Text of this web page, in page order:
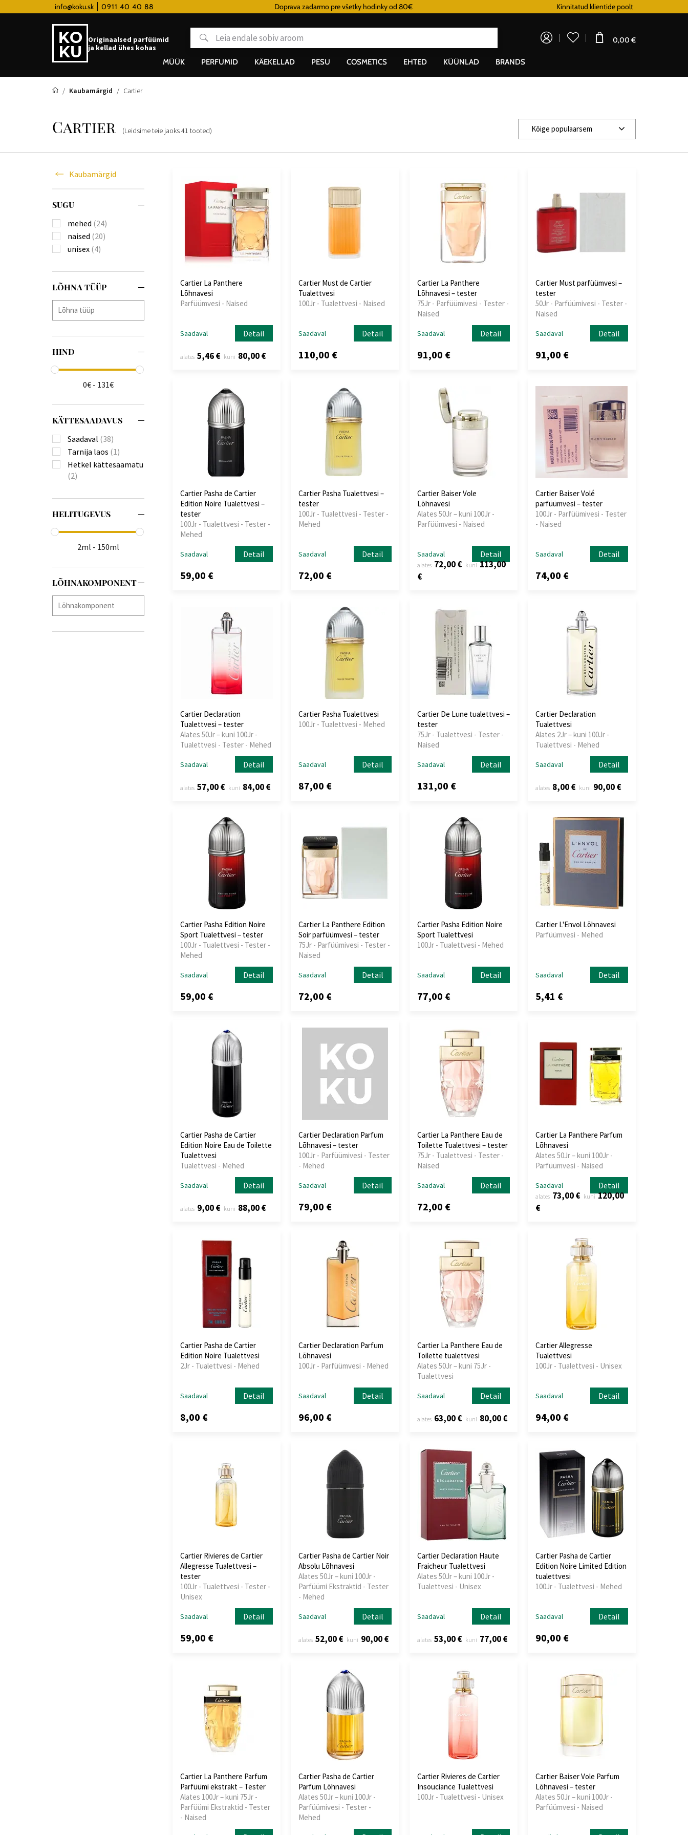
info@koku.sk 0911 40 40 88Lojaalsusprogramm Doprava zadarmo pre všetky hodinky od 80€ Kinnitatud klientide poolt
Originaalsed parfüümid
ja kellad ühes kohas
0,00 €
MÜÜK PERFUMID KÄEKELLAD PESU COSMETICS EHTED KÜÜNLAD BRANDS
Kaubamärgid Cartier
Cartier (Leidsime teie jaoks41 tooted) Kõige populaarsem
Kaubamärgid
SUGU
mehed (24)
naised (20)
unisex (4)
LÕHNA TÜÜP
HIND
0€ - 131€
KÄTTESAADAVUS
Saadaval (38)
Tarnija laos (1)
Hetkel kättesaamatu
(2)
HELITUGEVUS
2ml - 150ml
LÕHNAKOMPONENT
Cartier La Panthere
Lõhnavesi
Parfüümvesi - Naised
Saadaval Detail
alates 5,46 € kuni 80,00 €
Cartier Must de Cartier
Tualettvesi
100Jr - Tualettvesi - Naised
Saadaval Detail
110,00 €
Cartier La Panthere
Lõhnavesi – tester
75Jr - Parfüümivesi - Tester -
Naised
Saadaval Detail
91,00 €
Cartier Must parfüümvesi –
tester
50Jr - Parfüümivesi - Tester -
Naised
Saadaval Detail
91,00 €
Cartier Pasha de Cartier
Edition Noire Tualettvesi –
tester
100Jr - Tualettvesi - Tester -
Mehed
Saadaval Detail
59,00 €
Cartier Pasha Tualettvesi –
tester
100Jr - Tualettvesi - Tester -
Mehed
Saadaval Detail
72,00 €
Cartier Baiser Vole
Lõhnavesi
Alates 50Jr – kuni 100Jr -
Parfüümvesi - Naised
Saadaval Detail
alates 72,00 € kuni113,00
€
Cartier Baiser Volé
parfüümvesi – tester
100Jr - Parfüümivesi - Tester
- Naised
Saadaval Detail
74,00 €
Cartier Declaration
Tualettvesi – tester
Alates 50Jr – kuni 100Jr -
Tualettvesi - Tester - Mehed
Saadaval Detail
alates 57,00 € kuni 84,00 €
Cartier Pasha Tualettvesi
100Jr - Tualettvesi - Mehed
Saadaval Detail
87,00 €
Cartier De Lune tualettvesi –
tester
75Jr - Tualettvesi - Tester -
Naised
Saadaval Detail
131,00 €
Cartier Declaration
Tualettvesi
Alates 2Jr – kuni 100Jr -
Tualettvesi - Mehed
Saadaval Detail
alates 8,00 € kuni 90,00 €
Cartier Pasha Edition Noire
Sport Tualettvesi – tester
100Jr - Tualettvesi - Tester -
Mehed
Saadaval Detail
59,00 €
Cartier La Panthere Edition
Soir parfüümvesi – tester
75Jr - Parfüümivesi - Tester -
Naised
Saadaval Detail
72,00 €
Cartier Pasha Edition Noire
Sport Tualettvesi
100Jr - Tualettvesi - Mehed
Saadaval Detail
77,00 €
Cartier L'Envol Lõhnavesi
Parfüümvesi - Mehed
Saadaval Detail
5,41 €
Cartier Pasha de Cartier
Edition Noire Eau de Toilette
Tualettvesi
Tualettvesi - Mehed
Saadaval Detail
alates 9,00 € kuni 88,00 €
Cartier Declaration Parfum
Lõhnavesi – tester
100Jr - Parfüümivesi - Tester
- Mehed
Saadaval Detail
79,00 €
Cartier La Panthere Eau de
Toilette Tualettvesi – tester
75Jr - Tualettvesi - Tester -
Naised
Saadaval Detail
72,00 €
Cartier La Panthere Parfum
Lõhnavesi
Alates 50Jr – kuni 100Jr -
Parfüümvesi - Naised
Saadaval Detail
alates 73,00 € kuni120,00
€
Cartier Pasha de Cartier
Edition Noire Tualettvesi
2Jr - Tualettvesi - Mehed
Saadaval Detail
8,00 €
Cartier Declaration Parfum
Lõhnavesi
100Jr - Parfüümvesi - Mehed
Saadaval Detail
96,00 €
Cartier La Panthere Eau de
Toilette tualettvesi
Alates 50Jr – kuni 75Jr -
Tualettvesi
Saadaval Detail
alates 63,00 € kuni 80,00 €
Cartier Allegresse
Tualettvesi
100Jr - Tualettvesi - Unisex
Saadaval Detail
94,00 €
Cartier Rivieres de Cartier
Allegresse Tualettvesi –
tester
100Jr - Tualettvesi - Tester -
Unisex
Saadaval Detail
59,00 €
Cartier Pasha de Cartier Noir
Absolu Lõhnavesi
Alates 50Jr – kuni 100Jr -
Parfüümi Ekstraktid - Tester
- Mehed
Saadaval Detail
alates 52,00 € kuni 90,00 €
Cartier Declaration Haute
Fraicheur Tualettvesi
Alates 50Jr – kuni 100Jr -
Tualettvesi - Unisex
Saadaval Detail
alates 53,00 € kuni 77,00 €
Cartier Pasha de Cartier
Edition Noire Limited Edition
tualettvesi
100Jr - Tualettvesi - Mehed
Saadaval Detail
90,00 €
Cartier La Panthere Parfum
Parfüümi ekstrakt – Tester
Alates 100Jr – kuni 75Jr -
Parfüümi Ekstraktid - Tester
- Naised
Cartier Pasha de Cartier
Parfum Lõhnavesi
Alates 50Jr – kuni 100Jr -
Parfüümivesi - Tester -
Mehed
Cartier Rivieres de Cartier
Insouciance Tualettvesi
100Jr - Tualettvesi - Unisex
Cartier Baiser Vole Parfum
Lõhnavesi – tester
Alates 50Jr – kuni 100Jr -
Parfüümvesi - Naised